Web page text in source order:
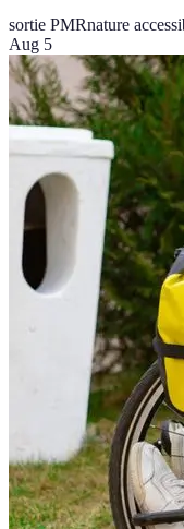
sortie PMRnature
Aug 5